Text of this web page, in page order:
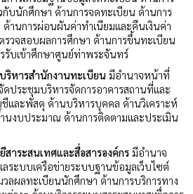
กับนักศึกษา ด้านการจดทะเบียน ด้านการ
านการผ่อนผันค่าทำเนียมและคืนเงินค่า
รวจสอบผลการศึกษา ด้านการขึ้นทะเบียน
บเข้าศึกษาศูนย์ท่าพระจันทร์
ริหารสำนักงานทะเบียน มีอำนาจหน้าที่
ประชุมบริหารจัดการอาคารสถานที่และ
และพัสดุ ด้านบริหารบุคคล ด้านวิเคราะห์
นงบประมาณ ด้านการติดตามและประเมิน
สาระสนเทศและสื่อสารองค์กร มีอำนาจ
ระบบเครือข่ายระบบฐานข้อมูลเว็บไซต์
ลผลทะเบียนนักศึกษา ด้านการบริการทาง